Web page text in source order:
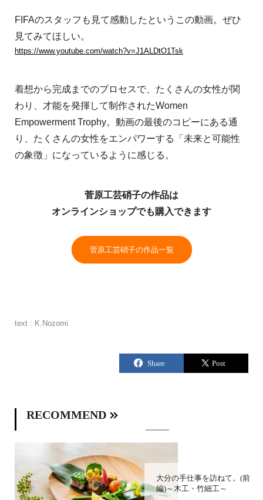
FIFAのスタッフも見て感動したというこの動画。ぜひ
見てみてほしい。
https://www.youtube.com/watch?v=J1ALDtO1Tsk
着想から完成までのプロセスで、たくさんの女性が関
わり、才能を発揮して制作されたWomen
Empowerment Trophy。動画の最後のコピーにある通
り、たくさんの女性をエンパワーする「未来と可能性
の象徴」になっているように感じる。
菅原工芸硝子の作品は
オンラインショップでも購入できます
菅原工芸硝子の作品一覧
text : K.Nozomi
RECOMMEND
大分の手仕事を訪ねて。(前
編)～木工・竹細工～